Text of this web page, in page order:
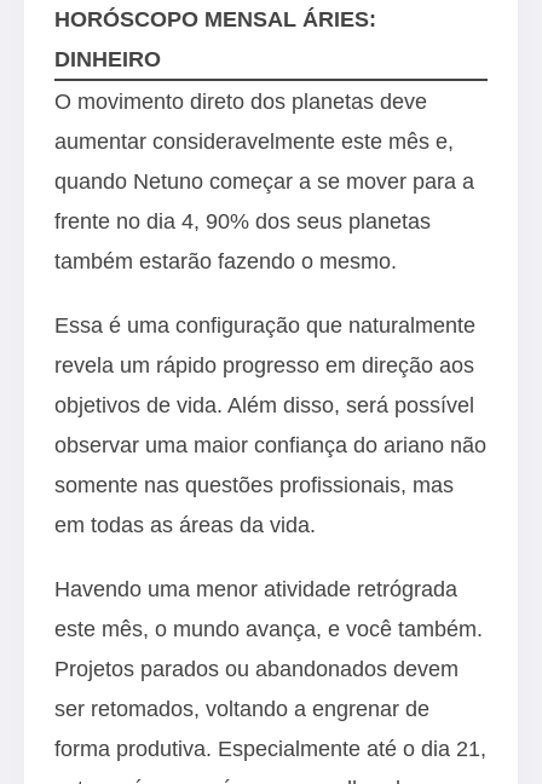
HORÓSCOPO MENSAL ÁRIES:
DINHEIRO
O movimento direto dos planetas deve
aumentar consideravelmente este mês e,
quando Netuno começar a se mover para a
frente no dia 4, 90% dos seus planetas
também estarão fazendo o mesmo.
Essa é uma configuração que naturalmente
revela um rápido progresso em direção aos
objetivos de vida. Além disso, será possível
observar uma maior confiança do ariano não
somente nas questões profissionais, mas
em todas as áreas da vida.
Havendo uma menor atividade retrógrada
este mês, o mundo avança, e você também.
Projetos parados ou abandonados devem
ser retomados, voltando a engrenar de
forma produtiva. Especialmente até o dia 21,